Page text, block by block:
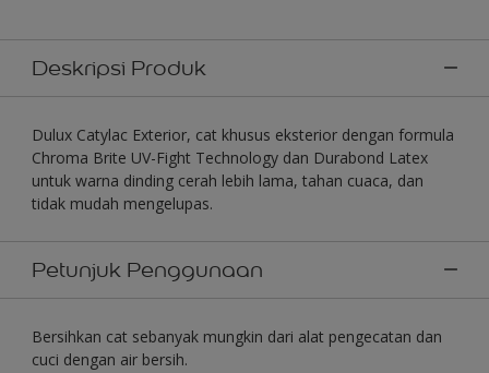
Deskripsi Produk
Dulux Catylac Exterior, cat khusus eksterior dengan formula
Chroma Brite UV-Fight Technology dan Durabond Latex
untuk warna dinding cerah lebih lama, tahan cuaca, dan
tidak mudah mengelupas.
Petunjuk Penggunaan
Bersihkan cat sebanyak mungkin dari alat pengecatan dan
cuci dengan air bersih.